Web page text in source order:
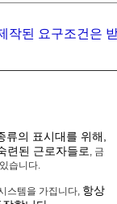
작된 요구조건은
의 표시대를 위해,
련된 근로자들로 , 금
습니다.
스템을 가집니다, 항상